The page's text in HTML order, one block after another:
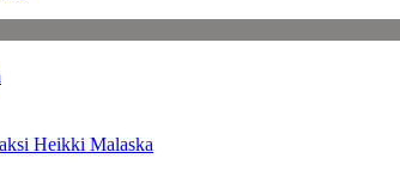
Heikki Malaska